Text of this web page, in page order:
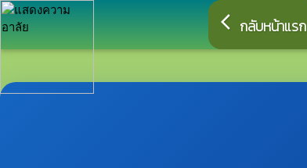
arrow_back_ios กลับหน้าแรก